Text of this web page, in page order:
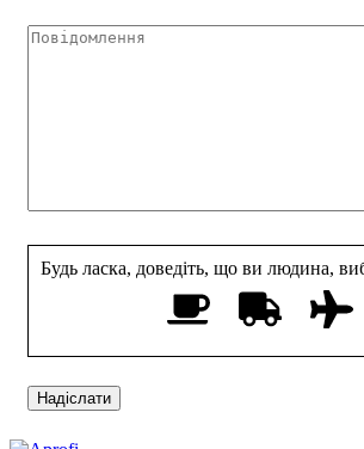
Будь ласка, доведіть, що ви людина,